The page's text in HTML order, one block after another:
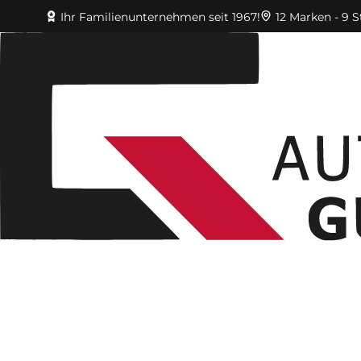
Ihr Familienunternehmen seit 1967! 12 Marken - 9